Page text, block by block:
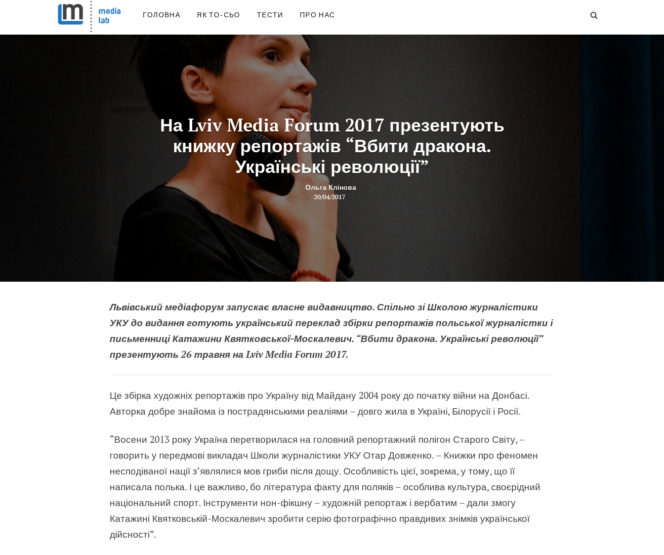
ГОЛОВНА ЯК ТО-СЬО ТЕСТИ ПРО НАС
На Lviv Media Forum 2017 презентують
книжку репортажів “Вбити дракона.
Українські революції”
Ольга Клінова
20/04/2017
Львівський медіафорум запускає власне видавництво. Спільно зі Школою журналістики
УКУ до видання готують український переклад збірки репортажів польської журналістки і
письменниці Катажини Квятковської-Москалевич. “Вбити дракона. Українські революції”
презентують 26 травня на Lviv Media Forum 2017.
Це збірка художніх репортажів про Україну від Майдану 2004 року до початку війни на Донбасі.
Авторка добре знайома із пострадянськими реаліями – довго жила в Україні, Білорусії і Росії.
“Восени 2013 року Україна перетворилася на головний репортажний полігон Старого Світу, –
говорить у передмові викладач Школи журналістики УКУ Отар Довженко. – Книжки про феномен
несподіваної нації з’являлися мов гриби після дощу. Особливість цієї, зокрема, у тому, що її
написала полька. І це важливо, бо література факту для поляків – особлива культура, своєрідний
національний спорт. Інструменти нон-фікшну – художній репортаж і вербатим – дали змогу
Катажині Квятковській-Москалевич зробити серію фотографічно правдивих знімків української
дійсності”.